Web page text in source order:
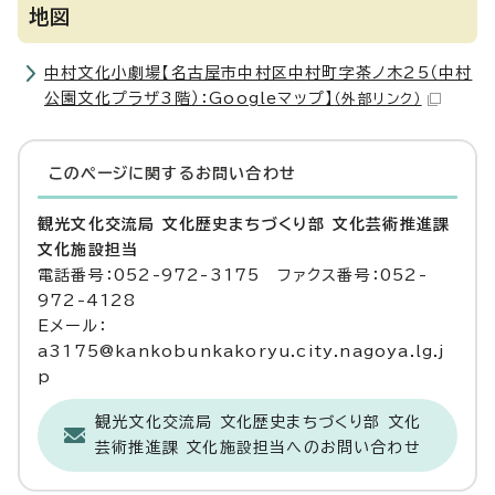
地図
中村文化小劇場【名古屋市中村区中村町字茶ノ木25（中村
公園文化プラザ3階）：Googleマップ】 （外部リンク）
このページに関する お問い合わせ
観光文化交流局 文化歴史まちづくり部 文化芸術推進課
文化施設担当
電話番号：052-972-3175 ファクス番号：052-
972-4128
Eメール：
a3175@kankobunkakoryu.city.nagoya.lg.j
p
観光文化交流局 文化歴史まちづくり部 文化
芸術推進課 文化施設担当へのお問い合わせ